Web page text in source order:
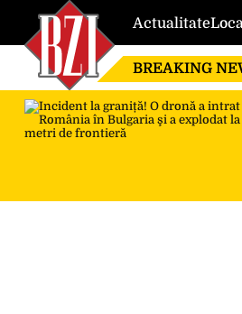
Actualitate
BREAKING